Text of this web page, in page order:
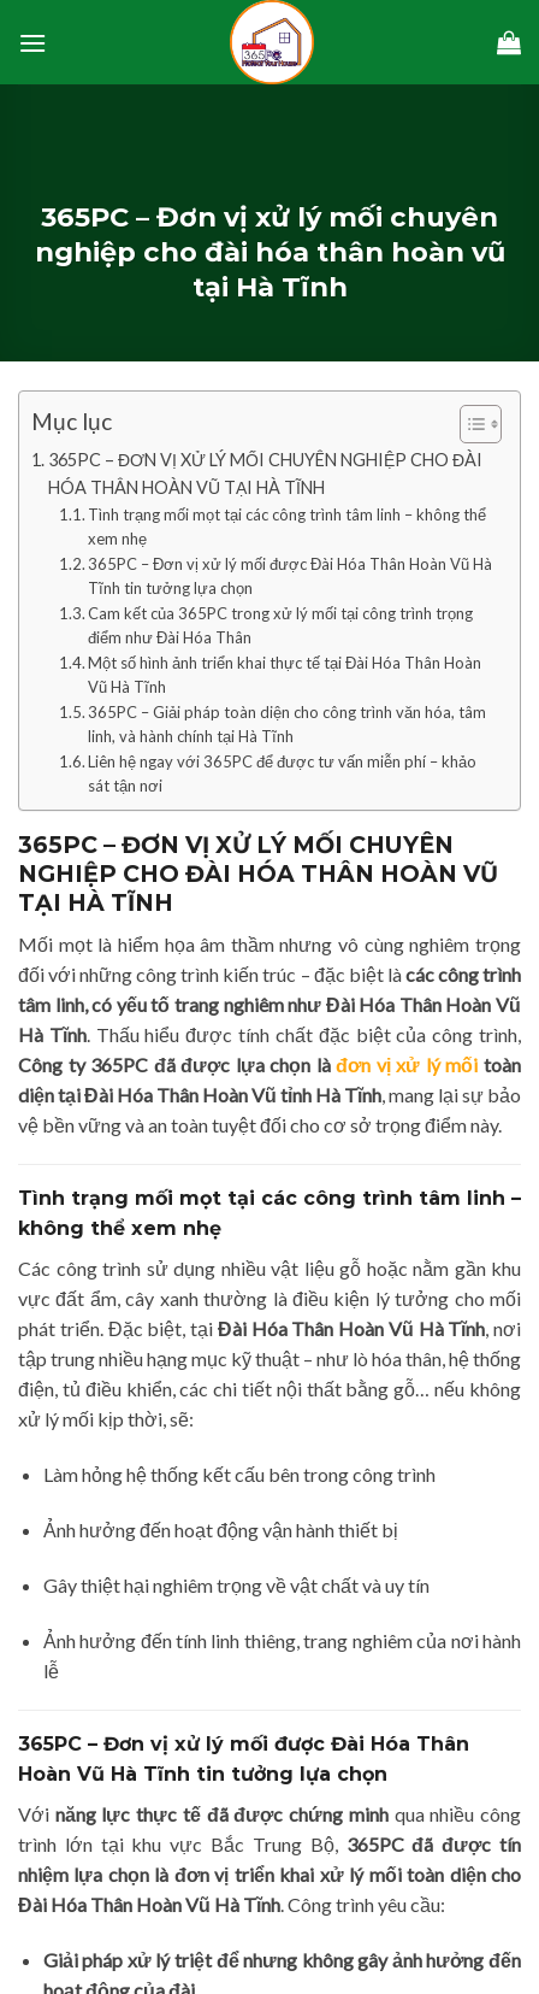
365PC – Đơn vị xử lý mối chuyên
nghiệp cho đài hóa thân hoàn vũ
tại Hà Tĩnh
Mục lục
365PC – ĐƠN VỊ XỬ LÝ MỐI CHUYÊN NGHIỆP CHO ĐÀI
HÓA THÂN HOÀN VŨ TẠI HÀ TĨNH
Tình trạng mối mọt tại các công trình tâm linh – không thể
xem nhẹ
365PC – Đơn vị xử lý mối được Đài Hóa Thân Hoàn Vũ Hà
Tĩnh tin tưởng lựa chọn
Cam kết của 365PC trong xử lý mối tại công trình trọng
điểm như Đài Hóa Thân
Một số hình ảnh triển khai thực tế tại Đài Hóa Thân Hoàn
Vũ Hà Tĩnh
365PC – Giải pháp toàn diện cho công trình văn hóa, tâm
linh, và hành chính tại Hà Tĩnh
Liên hệ ngay với 365PC để được tư vấn miễn phí – khảo
sát tận nơi
365PC – ĐƠN VỊ XỬ LÝ MỐI CHUYÊN
NGHIỆP CHO ĐÀI HÓA THÂN HOÀN VŨ
TẠI HÀ TĨNH
Mối mọt là hiểm họa âm thầm nhưng vô cùng nghiêm trọng
đối với những công trình kiến trúc – đặc biệt làcác công trình
tâm linh, có yếu tố trang nghiêm như Đài Hóa Thân Hoàn Vũ
Hà Tĩnh. Thấu hiểu được tính chất đặc biệt của công trình,
Công ty 365PC đã được lựa chọn làđơn vị xử lý mối toàn
diện tại Đài Hóa Thân Hoàn Vũ tỉnh Hà Tĩnh , mang lại sự bảo
vệ bền vững và an toàn tuyệt đối cho cơ sở trọng điểm này.
Tình trạng mối mọt tại các công trình tâm linh –
không thể xem nhẹ
Các công trình sử dụng nhiều vật liệu gỗ hoặc nằm gần khu
vực đất ẩm, cây xanh thường là điều kiện lý tưởng cho mối
phát triển. Đặc biệt, tại Đài Hóa Thân Hoàn Vũ Hà Tĩnh, nơi
tập trung nhiều hạng mục kỹ thuật – như lò hóa thân, hệ thống
điện, tủ điều khiển, các chi tiết nội thất bằng gỗ… nếu không
xử lý mối kịp thời, sẽ:
Làm hỏng hệ thống kết cấu bên trong công trình
Ảnh hưởng đến hoạt động vận hành thiết bị
Gây thiệt hại nghiêm trọng về vật chất và uy tín
Ảnh hưởng đến tính linh thiêng, trang nghiêm của nơi hành
lễ
365PC – Đơn vị xử lý mối được Đài Hóa Thân
Hoàn Vũ Hà Tĩnh tin tưởng lựa chọn
Với năng lực thực tế đã được chứng minhqua nhiều công
trình lớn tại khu vực Bắc Trung Bộ, 365PC đã được tín
nhiệm lựa chọn là đơn vị triển khai xử lý mối toàn diện cho
Đài Hóa Thân Hoàn Vũ Hà Tĩnh. Công trình yêu cầu:
Giải pháp xử lý triệt để nhưng không gây ảnh hưởng đến